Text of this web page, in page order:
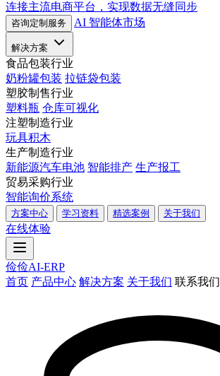
连接主流电商平台，实现数据无缝同步
咨询定制服务 AI 智能体市场
解决方案
食品包装行业
奶粉罐包装 拉链袋包装
塑胶制售行业
塑料瓶 仓库可视化
注塑制造行业
玩具积木
生产制造行业
新能源汽车电池 智能排产 生产报工
贸易采购行业
智能询价系统
方案中心 学习资料 精选案例 关于我们
在线体验
俭俭AI-ERP
首页 产品中心 解决方案 关于我们 联系我们